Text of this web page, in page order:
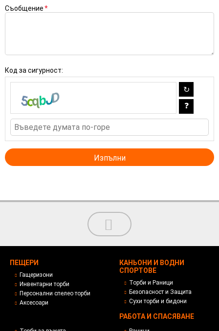
Съобщение*
Код за сигурност:
ПЕЩЕРИ
Гащеризони
Инвентарни торби
Персонални спелео торби
Аксесоари
КАНЬОНИ И ВОДНИ
СПОРТОВЕ
Торби и Раници
Безопасност и Защита
Сухи торби и бидони
РАБОТА И СПАСЯВАНЕ